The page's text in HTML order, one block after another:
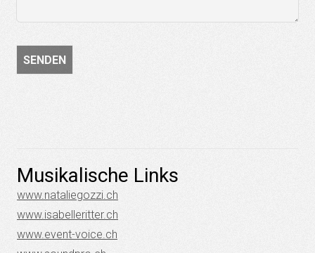
Musikalische Links
www.nataliegozzi.ch
www.isabelleritter.ch
www.event-voice.ch